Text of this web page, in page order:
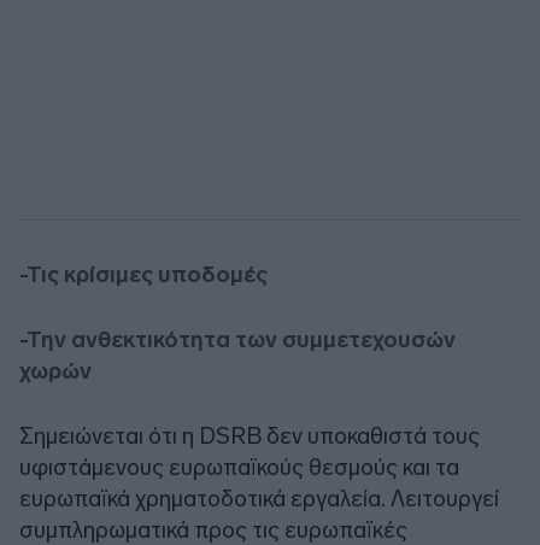
-Τις κρίσιμες υποδομές
-Την ανθεκτικότητα των συμμετεχουσών
χωρών
Σημειώνεται ότι η DSRB δεν υποκαθιστά τους
υφιστάμενους ευρωπαϊκούς θεσμούς και τα
ευρωπαϊκά χρηματοδοτικά εργαλεία. Λειτουργεί
συμπληρωματικά προς τις ευρωπαϊκές